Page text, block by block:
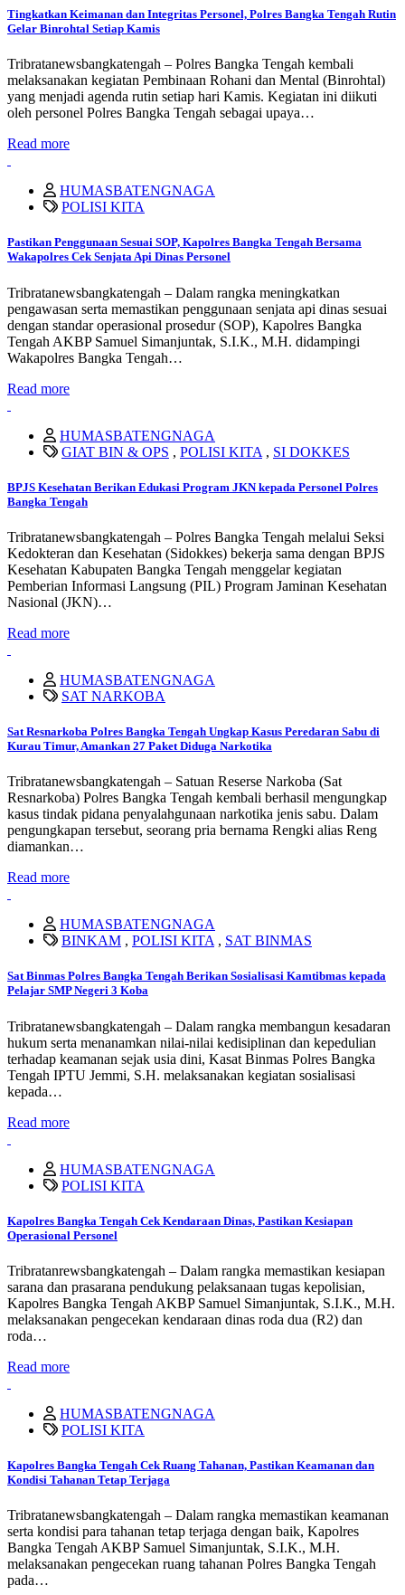
Tingkatkan Keimanan dan Integritas Personel, Polres Bangka Tengah Rutin
Gelar Binrohtal Setiap Kamis
Tribratanewsbangkatengah – Polres Bangka Tengah kembali
melaksanakan kegiatan Pembinaan Rohani dan Mental (Binrohtal)
yang menjadi agenda rutin setiap hari Kamis. Kegiatan ini diikuti
oleh personel Polres Bangka Tengah sebagai upaya…
Read more
HUMASBATENGNAGA
POLISI KITA
Pastikan Penggunaan Sesuai SOP, Kapolres Bangka Tengah Bersama
Wakapolres Cek Senjata Api Dinas Personel
Tribratanewsbangkatengah – Dalam rangka meningkatkan
pengawasan serta memastikan penggunaan senjata api dinas sesuai
dengan standar operasional prosedur (SOP), Kapolres Bangka
Tengah AKBP Samuel Simanjuntak, S.I.K., M.H. didampingi
Wakapolres Bangka Tengah…
Read more
HUMASBATENGNAGA
GIAT BIN & OPS , POLISI KITA , SI DOKKES
BPJS Kesehatan Berikan Edukasi Program JKN kepada Personel Polres
Bangka Tengah
Tribratanewsbangkatengah – Polres Bangka Tengah melalui Seksi
Kedokteran dan Kesehatan (Sidokkes) bekerja sama dengan BPJS
Kesehatan Kabupaten Bangka Tengah menggelar kegiatan
Pemberian Informasi Langsung (PIL) Program Jaminan Kesehatan
Nasional (JKN)…
Read more
HUMASBATENGNAGA
SAT NARKOBA
Sat Resnarkoba Polres Bangka Tengah Ungkap Kasus Peredaran Sabu di
Kurau Timur, Amankan 27 Paket Diduga Narkotika
Tribratanewsbangkatengah – Satuan Reserse Narkoba (Sat
Resnarkoba) Polres Bangka Tengah kembali berhasil mengungkap
kasus tindak pidana penyalahgunaan narkotika jenis sabu. Dalam
pengungkapan tersebut, seorang pria bernama Rengki alias Reng
diamankan…
Read more
HUMASBATENGNAGA
BINKAM , POLISI KITA , SAT BINMAS
Sat Binmas Polres Bangka Tengah Berikan Sosialisasi Kamtibmas kepada
Pelajar SMP Negeri 3 Koba
Tribratanewsbangkatengah – Dalam rangka membangun kesadaran
hukum serta menanamkan nilai-nilai kedisiplinan dan kepedulian
terhadap keamanan sejak usia dini, Kasat Binmas Polres Bangka
Tengah IPTU Jemmi, S.H. melaksanakan kegiatan sosialisasi
kepada…
Read more
HUMASBATENGNAGA
POLISI KITA
Kapolres Bangka Tengah Cek Kendaraan Dinas, Pastikan Kesiapan
Operasional Personel
Tribratanrewsbangkatengah – Dalam rangka memastikan kesiapan
sarana dan prasarana pendukung pelaksanaan tugas kepolisian,
Kapolres Bangka Tengah AKBP Samuel Simanjuntak, S.I.K., M.H.
melaksanakan pengecekan kendaraan dinas roda dua (R2) dan
roda…
Read more
HUMASBATENGNAGA
POLISI KITA
Kapolres Bangka Tengah Cek Ruang Tahanan, Pastikan Keamanan dan
Kondisi Tahanan Tetap Terjaga
Tribratanewsbangkatengah – Dalam rangka memastikan keamanan
serta kondisi para tahanan tetap terjaga dengan baik, Kapolres
Bangka Tengah AKBP Samuel Simanjuntak, S.I.K., M.H.
melaksanakan pengecekan ruang tahanan Polres Bangka Tengah
pada…